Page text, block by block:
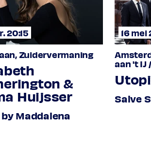
viola da gamba
20:15
Zuidervermaning
&
Huijsser
Maddalena
16 mei
aan 't IJ
Salve